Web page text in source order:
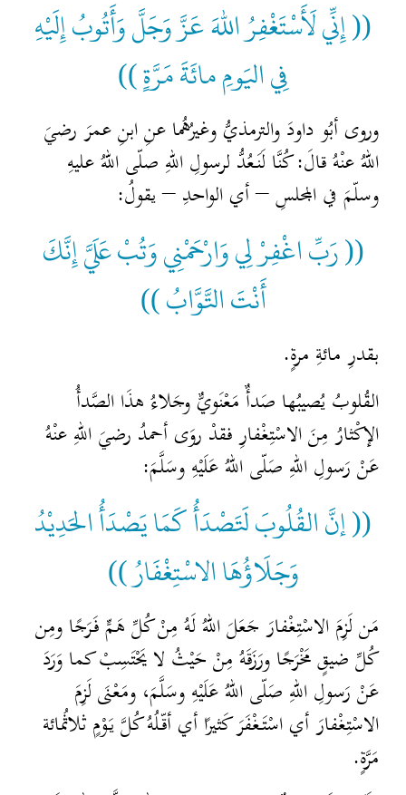
(( إِنِّي لَأَسْتَغْفِرُ اللهَ عَزَّ وَجَلَّ وَأَتُوبُ إِلَيْهِ
فِي اليَومِ مائَةَ مَرَّةٍ ))
وروى أبُو داودَ والترمذيُّ وغيرُهُما عنِ ابنِ عمرَ رضيَ
اللهُ عنْهُ قالَ: كُنَّا لَنَعُدُّ لرسولِ اللهِ صلّى اللهُ عليهِ
وسلّمَ في المجلسِ – أي الواحدِ – يقولُ:
(( رَبِّ اغْفِرْ لِي وَارْحَمْنِي وَتُبْ عَلَيَّ إِنَّكَ
أَنْتَ التَّوَّابُ ))
بقدرِ مائةِ مرةٍ.
القُلوبُ يُصيبُها صَدأٌ مَعْنَويٌّ وجَلاءُ هذَا الصَّدأُ
الإكْثارُ مِنَ الاسْتِغْفارِ فقدْ روَى أحمدُ رضيَ اللهِ عنْهُ
عَنْ رَسولِ اللهِ صَلّى اللهُ عَلَيْهِ وسَلَّمَ:
(( إنَّ القُلُوبَ لَتَصْدَأُ كَمَا يَصْدَأُ الحَدِيْدُ
وَجَلَاؤُهَا الاسْتِغْفَارُ ))
مَن لَزِمَ الاسْتِغْفارَ جَعَلَ اللهُ لَهُ مِنْ كُلِّ هَمٍّ فَرَجًا ومِن
كُلِّ ضيقٍ مَخْرَجًا ورَزَقَهُ مِنْ حَيْثُ لا يَحْتَسِبْ كما وَرَدَ
عَنْ رَسولِ اللهِ صَلّى اللهُ عَلَيْهِ وسَلَّمَ، ومَعْنَى لَزِمَ
الاسْتِغْفارَ أي اسْتَغْفَرَ كَثيرًا أي أقّلُهُ كُلَّ يَوْمٍ ثلاثُمائة
مَرَّةٍ.